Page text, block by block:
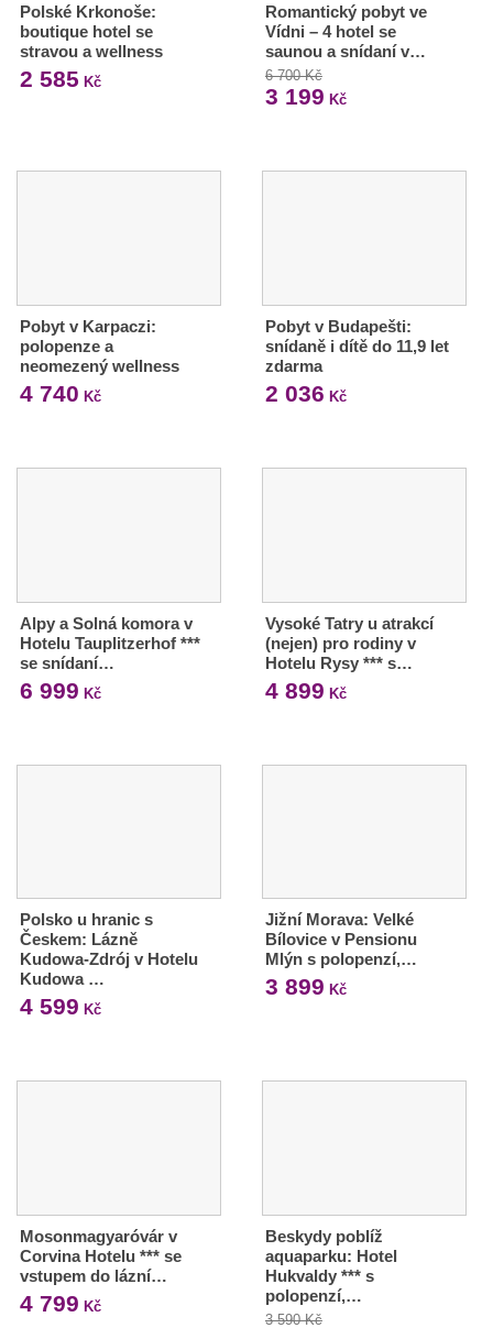
Polské Krkonoše:
boutique hotel se
stravou a wellness
2 585 Kč
Romantický pobyt ve
Vídni – 4 hotel se
saunou a snídaní v…
6 700 Kč
3 199 Kč
Pobyt v Karpaczi:
polopenze a
neomezený wellness
4 740 Kč
Pobyt v Budapešti:
snídaně i dítě do 11,9 let
zdarma
2 036 Kč
Alpy a Solná komora v
Hotelu Tauplitzerhof ***
se snídaní…
6 999 Kč
Vysoké Tatry u atrakcí
(nejen) pro rodiny v
Hotelu Rysy *** s…
4 899 Kč
Polsko u hranic s
Českem: Lázně
Kudowa-Zdrój v Hotelu
Kudowa …
4 599 Kč
Jižní Morava: Velké
Bílovice v Pensionu
Mlýn s polopenzí,…
3 899 Kč
Mosonmagyaróvár v
Corvina Hotelu *** se
vstupem do lázní…
4 799 Kč
Beskydy poblíž
aquaparku: Hotel
Hukvaldy *** s
polopenzí,…
3 590 Kč